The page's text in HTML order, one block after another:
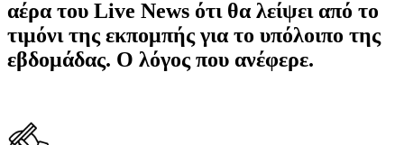
αέρα του Live News ότι θα λείψει από το
τιμόνι της εκπομπής για το υπόλοιπο της
εβδομάδας. Ο λόγος που ανέφερε.